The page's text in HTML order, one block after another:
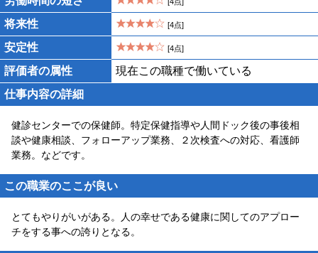
[4点]
将来性 [4点]
安定性 [4点]
評価者の属性
現在この職種で働いている
仕事内容の詳細
健診センターでの保健師。特定保健指導や人間ドック後の事後相
談や健康相談、フォローアップ業務、２次検査への対応、看護師
業務。などです。
この職業のここが良い
とてもやりがいがある。人の幸せである健康に関してのアプロー
チをする事への誇りとなる。